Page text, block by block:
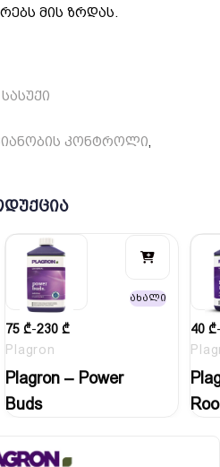
მის ზრდას.
სასუქი
კონტროლი,
ახალი
75 ₾-230 ₾
Plagron
Plagron – Power
Buds
40 ₾